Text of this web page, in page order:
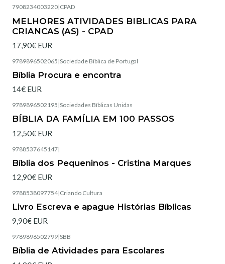
7908234003220|CPAD
MELHORES ATIVIDADES BIBLICAS PARA
CRIANCAS (AS) - CPAD
17,90€ EUR
9789896502065 |Sociedade Bíblica de Portugal
Bíblia Procura e encontra
14€ EUR
9789896502195 |Sociedades Bíblicas Unidas
BÍBLIA DA FAMÍLIA EM 100 PASSOS
12,50€ EUR
9788537645147|
Bíblia dos Pequeninos - Cristina Marques
12,90€ EUR
9788538097754|Criando Cultura
Livro Escreva e apague Histórias Bíblicas
9,90€ EUR
9789896502799|SBB
Bíblia de Atividades para Escolares